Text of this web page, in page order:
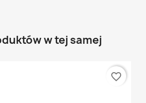
w tej samej
favorite_border